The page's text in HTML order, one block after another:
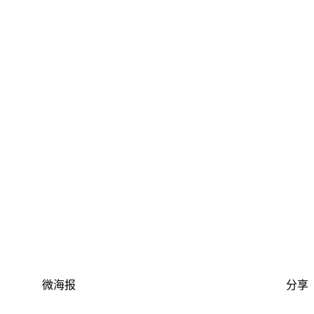
微海报 分享